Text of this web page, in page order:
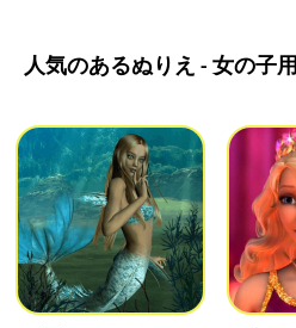
人気のあるぬりえ - 女の子用